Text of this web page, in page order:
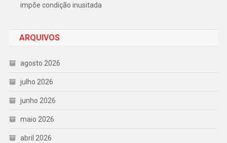
impõe condição inusitada
ARQUIVOS
agosto 2026
julho 2026
junho 2026
maio 2026
abril 2026